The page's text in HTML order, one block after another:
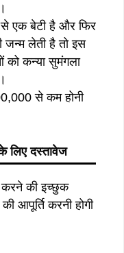
से एक बेटी है और फिर
जन्म लेती है तो इस
को कन्या सुमंगला
से कम होनी
लिए दस्तावेज
करने की इच्छुक
आपूर्ति करनी होगी